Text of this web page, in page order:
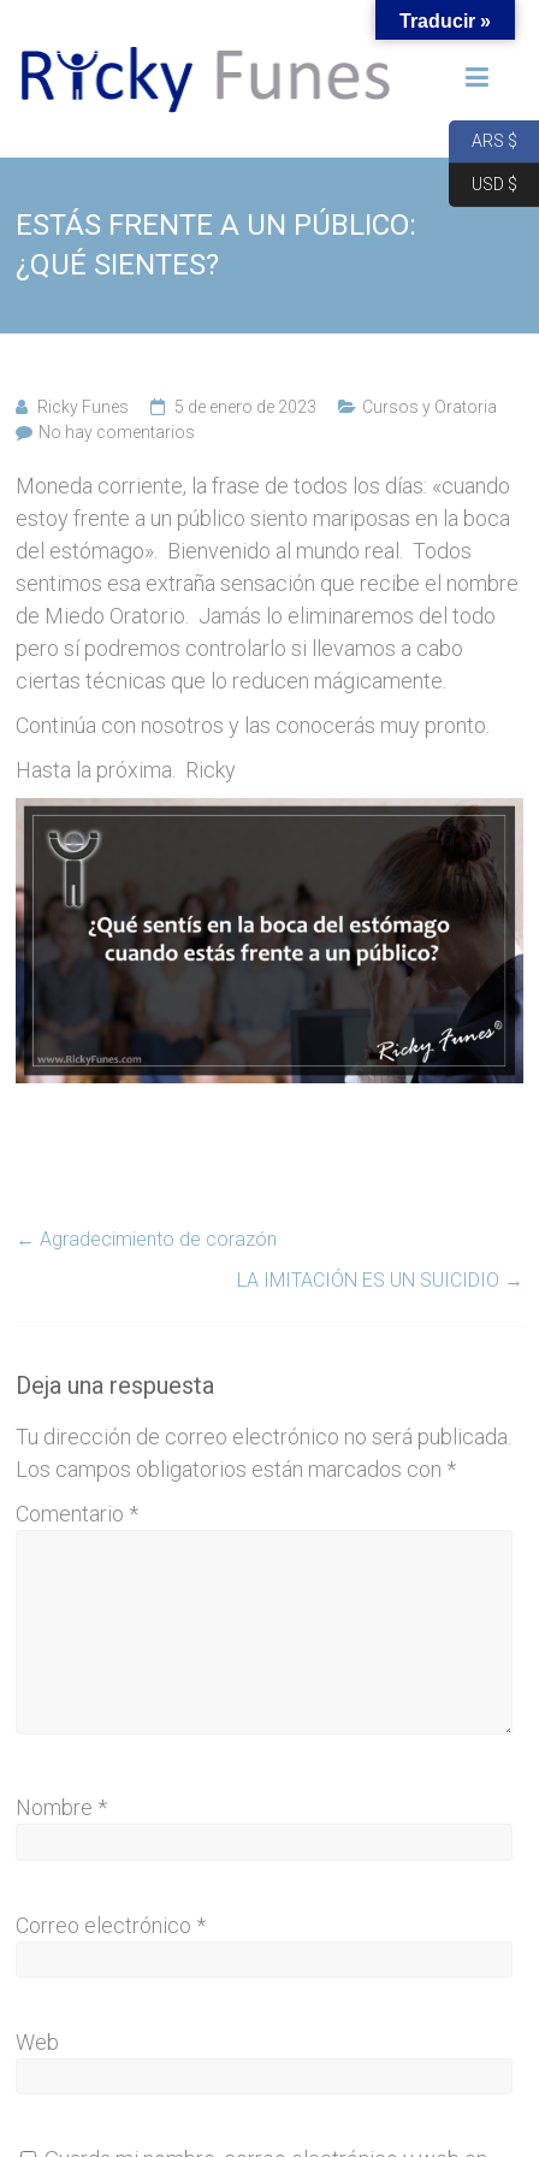
contenido
Academia
COPA
Funes,
Coach
Internacional
Oratoria
ESTÁS FRENTE A UN PÚBLICO:
¿QUÉ SIENTES?
Ricky Funes 5 de enero de 2023
Cursos y Oratoria
No hay comentarios
Moneda corriente, la frase de todos los días: «cuando
estoy frente a un público siento mariposas en la boca
del estómago». Bienvenido al mundo real. Todos
sentimos esa extraña sensación que recibe el nombre
de Miedo Oratorio. Jamás lo eliminaremos del todo
pero sí podremos controlarlo si llevamos a cabo
ciertas técnicas que lo reducen mágicamente.
Continúa con nosotros y las conocerás muy pronto.
Hasta la próxima. Ricky
← Agradecimiento de corazón
LA IMITACIÓN ES UN SUICIDIO →
Deja una respuesta
Tu dirección de correo electrónico no será publicada.
Los campos obligatorios están marcados con *
Comentario *
Nombre *
Correo electrónico *
Web
Traducir »
ARS $
USD $